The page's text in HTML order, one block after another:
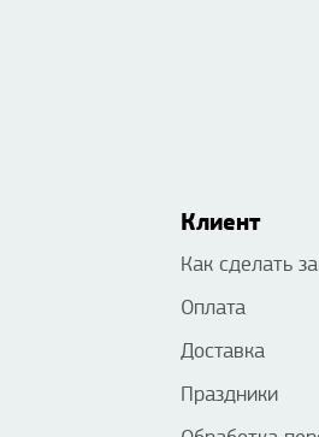
Клиент
Как сделать
Оплата
Доставка
Праздники